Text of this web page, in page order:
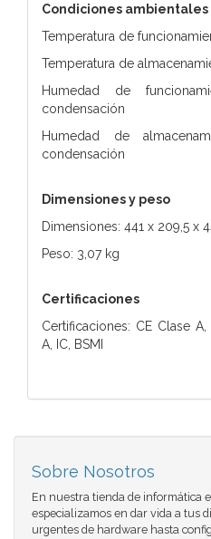
Condiciones ambientales
Temperatura de
Temperatura de
Humedad de
condensación
Humedad de
condensación
Dimensiones y peso
Dimensiones: 441 x 209,5 x
Peso: 3,07 kg
Certificaciones
Certificaciones: CE Clase
A, IC, BSMI
Sobre Nosotros
En nuestra tienda de informática
especializamos en dar vida a tus
urgentes de hardware hasta